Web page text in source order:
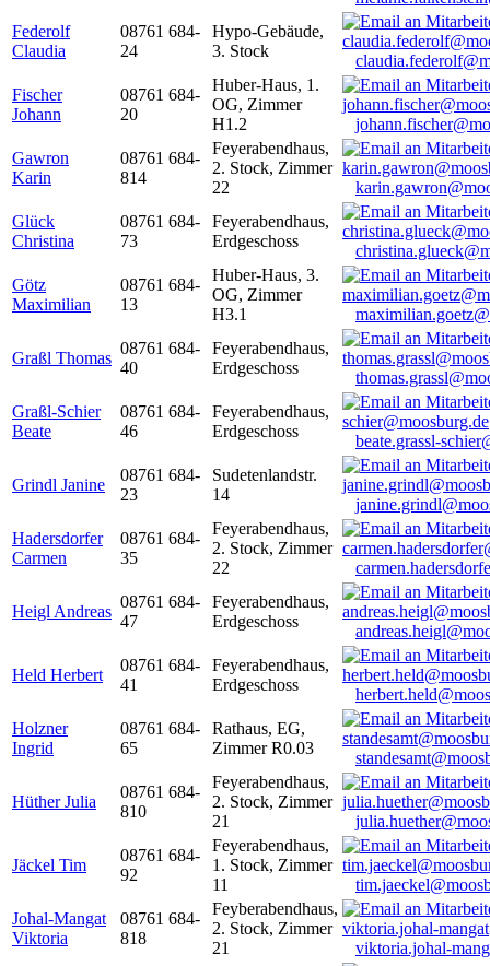
Federolf
Claudia
08761 684-
24
Hypo-Gebäude,
3. Stock
Fischer
Johann
08761 684-
20
Huber-Haus, 1.
OG, Zimmer
H1.2
Gawron
Karin
08761 684-
814
Feyerabendhaus,
2. Stock, Zimmer
22
Glück
Christina
08761 684-
73
Feyerabendhaus,
Erdgeschoss
Götz
Maximilian
08761 684-
13
Huber-Haus, 3.
OG, Zimmer
H3.1
Graßl Thomas
08761 684-
40
Feyerabendhaus,
Erdgeschoss
Graßl-Schier
Beate
08761 684-
46
Feyerabendhaus,
Erdgeschoss
beate.grassl-
Grindl Janine
08761 684-
23
Sudetenlandstr.
14
Hadersdorfer
Carmen
08761 684-
35
Feyerabendhaus,
2. Stock, Zimmer
22
Heigl Andreas
08761 684-
47
Feyerabendhaus,
Erdgeschoss
Held Herbert
08761 684-
41
Feyerabendhaus,
Erdgeschoss
Holzner
Ingrid
08761 684-
65
Rathaus, EG,
Zimmer R0.03
Hüther Julia
08761 684-
810
Feyerabendhaus,
2. Stock, Zimmer
21
Jäckel Tim
08761 684-
92
Feyerabendhaus,
1. Stock, Zimmer
11
Johal-Mangat
Viktoria
08761 684-
818
Feyberabendhaus,
2. Stock, Zimmer
21
viktoria.johal-